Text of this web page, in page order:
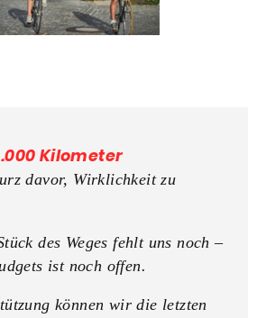
Kilometer
davor, Wirklichkeit zu
des Weges fehlt uns noch –
ist noch offen.
können wir die letzten